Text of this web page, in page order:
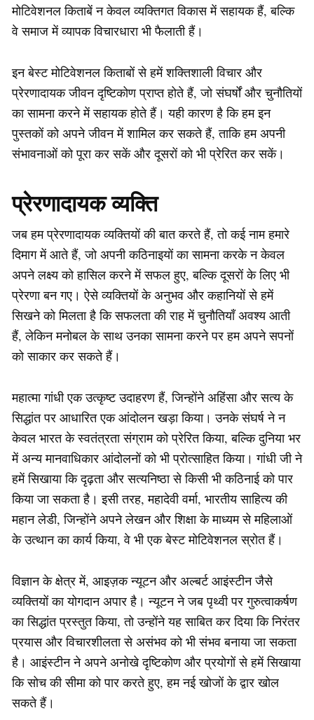
मोटिवेशनल किताबें न केवल व्यक्तिगत विकास में सहायक हैं, बल्कि
वे समाज में व्यापक विचारधारा भी फैलाती हैं।
इन बेस्ट मोटिवेशनल किताबों से हमें शक्तिशाली विचार और
प्रेरणादायक जीवन दृष्टिकोण प्राप्त होते हैं, जो संघर्षों और चुनौतियों
का सामना करने में सहायक होते हैं। यही कारण है कि हम इन
पुस्तकों को अपने जीवन में शामिल कर सकते हैं, ताकि हम अपनी
संभावनाओं को पूरा कर सकें और दूसरों को भी प्रेरित कर सकें।
प्रेरणादायक व्यक्ति
जब हम प्रेरणादायक व्यक्तियों की बात करते हैं, तो कई नाम हमारे
दिमाग में आते हैं, जो अपनी कठिनाइयों का सामना करके न केवल
अपने लक्ष्य को हासिल करने में सफल हुए, बल्कि दूसरों के लिए भी
प्रेरणा बन गए। ऐसे व्यक्तियों के अनुभव और कहानियों से हमें
सिखने को मिलता है कि सफलता की राह में चुनौतियाँ अवश्य आती
हैं, लेकिन मनोबल के साथ उनका सामना करने पर हम अपने सपनों
को साकार कर सकते हैं।
महात्मा गांधी एक उत्कृष्ट उदाहरण हैं, जिन्होंने अहिंसा और सत्य के
सिद्धांत पर आधारित एक आंदोलन खड़ा किया। उनके संघर्ष ने न
केवल भारत के स्वतंत्रता संग्राम को प्रेरित किया, बल्कि दुनिया भर
में अन्य मानवाधिकार आंदोलनों को भी प्रोत्साहित किया। गांधी जी ने
हमें सिखाया कि दृढ़ता और सत्यनिष्ठा से किसी भी कठिनाई को पार
किया जा सकता है। इसी तरह, महादेवी वर्मा, भारतीय साहित्य की
महान लेडी, जिन्होंने अपने लेखन और शिक्षा के माध्यम से महिलाओं
के उत्थान का कार्य किया, वे भी एक बेस्ट मोटिवेशनल स्रोत हैं।
विज्ञान के क्षेत्र में, आइज़क न्यूटन और अल्बर्ट आइंस्टीन जैसे
व्यक्तियों का योगदान अपार है। न्यूटन ने जब पृथ्वी पर गुरुत्वाकर्षण
का सिद्धांत प्रस्तुत किया, तो उन्होंने यह साबित कर दिया कि निरंतर
प्रयास और विचारशीलता से असंभव को भी संभव बनाया जा सकता
है। आइंस्टीन ने अपने अनोखे दृष्टिकोण और प्रयोगों से हमें सिखाया
कि सोच की सीमा को पार करते हुए, हम नई खोजों के द्वार खोल
सकते हैं।